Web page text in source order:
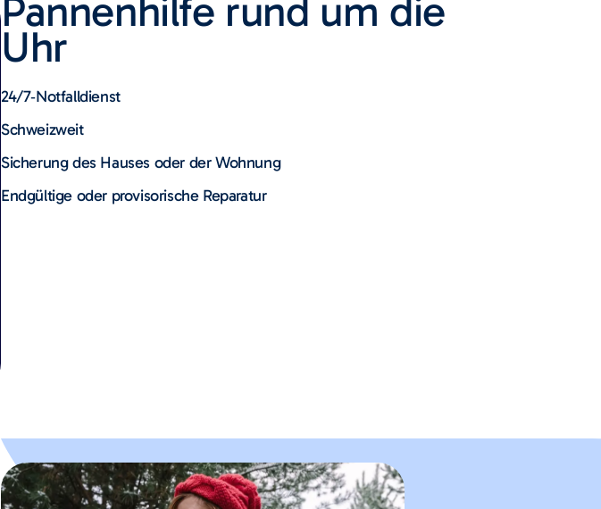
Pannenhilfe rund um die
Uhr
24/7‑Notfalldienst
Schweizweit
Sicherung des Hauses oder der Wohnung
Endgültige oder provisorische Reparatur